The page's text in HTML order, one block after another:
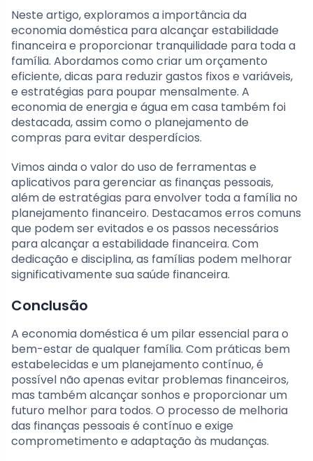
Neste artigo, exploramos a importância da
economia doméstica para alcançar estabilidade
financeira e proporcionar tranquilidade para toda a
família. Abordamos como criar um orçamento
eficiente, dicas para reduzir gastos fixos e variáveis,
e estratégias para poupar mensalmente. A
economia de energia e água em casa também foi
destacada, assim como o planejamento de
compras para evitar desperdícios.
Vimos ainda o valor do uso de ferramentas e
aplicativos para gerenciar as finanças pessoais,
além de estratégias para envolver toda a família no
planejamento financeiro. Destacamos erros comuns
que podem ser evitados e os passos necessários
para alcançar a estabilidade financeira. Com
dedicação e disciplina, as famílias podem melhorar
significativamente sua saúde financeira.
Conclusão
A economia doméstica é um pilar essencial para o
bem-estar de qualquer família. Com práticas bem
estabelecidas e um planejamento contínuo, é
possível não apenas evitar problemas financeiros,
mas também alcançar sonhos e proporcionar um
futuro melhor para todos. O processo de melhoria
das finanças pessoais é contínuo e exige
comprometimento e adaptação às mudanças.